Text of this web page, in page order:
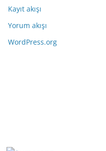
Kayıt akışı
Yorum akışı
WordPress.org